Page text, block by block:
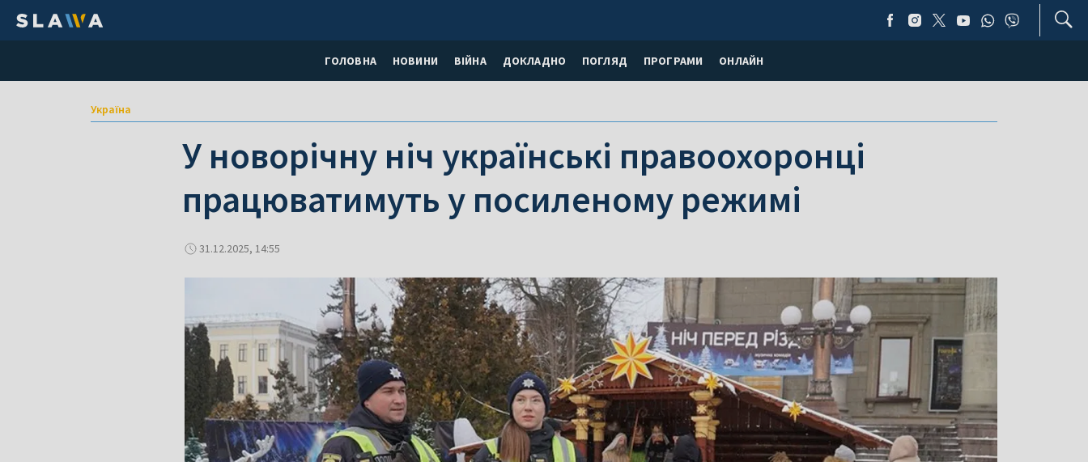
ГОЛОВНА НОВИНИ ВІЙНА ДОКЛАДНО ПОГЛЯД ПРОГРАМИ ОНЛАЙН
Україна
У новорічну ніч українські правоохоронці
працюватимуть у посиленому режимі
31.12.2025, 14:55